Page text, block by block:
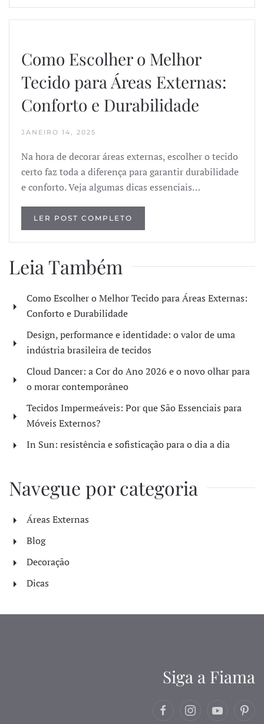
Como Escolher o Melhor
Tecido para Áreas Externas:
Conforto e Durabilidade
JANEIRO 14, 2025
Na hora de decorar áreas externas, escolher o tecido
certo faz toda a diferença para garantir durabilidade
e conforto. Veja algumas dicas essenciais…
LER POST COMPLETO
Leia Também
Como Escolher o Melhor Tecido para Áreas Externas:
Conforto e Durabilidade
Design, performance e identidade: o valor de uma
indústria brasileira de tecidos
Cloud Dancer: a Cor do Ano 2026 e o novo olhar para
o morar contemporâneo
Tecidos Impermeáveis: Por que São Essenciais para
Móveis Externos?
In Sun: resistência e sofisticação para o dia a dia
Navegue por categoria
Áreas Externas
Blog
Decoração
Dicas
Siga a Fiama